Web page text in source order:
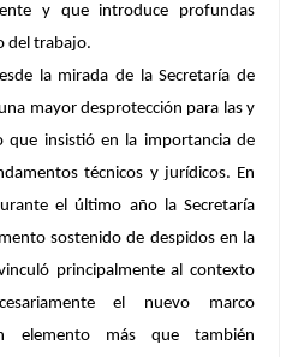
y que introduce profundas
del trabajo.
la mirada de la Secretaría de
mayor desprotección para las y
que insistió en la importancia de
técnicos y jurídicos. En
el último año la Secretaría
sostenido de despidos en la
principalmente al contexto
el nuevo marco
elemento más que también